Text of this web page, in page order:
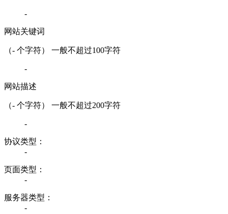
-
网站关键词
（- 个字符） 一般不超过100字符
-
网站描述
（- 个字符） 一般不超过200字符
-
协议类型：
-
页面类型：
-
服务器类型：
-